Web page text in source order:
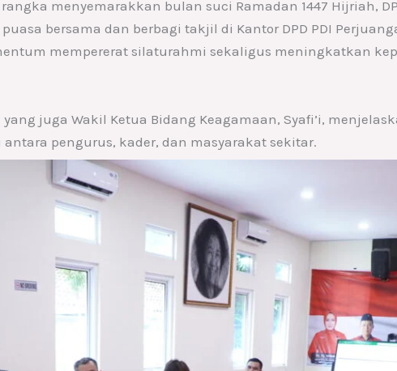
menyemarakkan bulan suci Ramadan 1447 Hijriah,
bersama dan berbagi takjil di Kantor DPD PDI
mempererat silaturahmi sekaligus meningkatkan
juga Wakil Ketua Bidang Keagamaan, Syafi’i,
pengurus, kader, dan masyarakat sekitar.